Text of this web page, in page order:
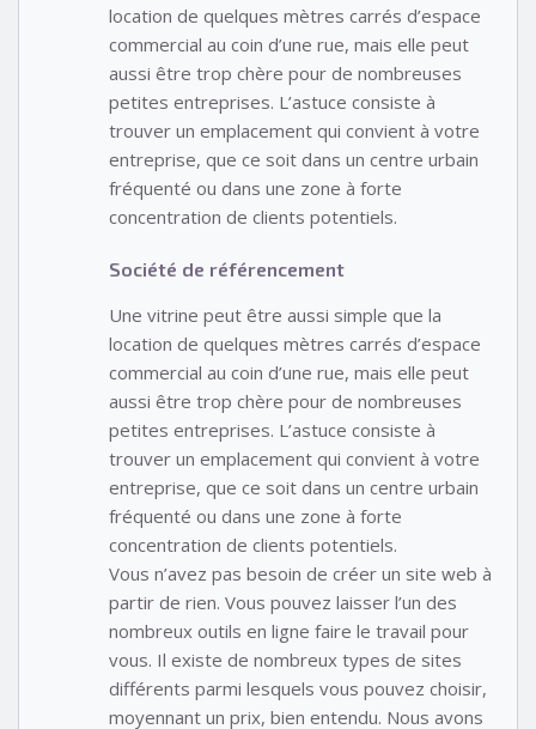
location de quelques mètres carrés d’espace
commercial au coin d’une rue, mais elle peut
aussi être trop chère pour de nombreuses
petites entreprises. L’astuce consiste à
trouver un emplacement qui convient à votre
entreprise, que ce soit dans un centre urbain
fréquenté ou dans une zone à forte
concentration de clients potentiels.
Société de référencement
Une vitrine peut être aussi simple que la
location de quelques mètres carrés d’espace
commercial au coin d’une rue, mais elle peut
aussi être trop chère pour de nombreuses
petites entreprises. L’astuce consiste à
trouver un emplacement qui convient à votre
entreprise, que ce soit dans un centre urbain
fréquenté ou dans une zone à forte
concentration de clients potentiels.
Vous n’avez pas besoin de créer un site web à
partir de rien. Vous pouvez laisser l’un des
nombreux outils en ligne faire le travail pour
vous. Il existe de nombreux types de sites
différents parmi lesquels vous pouvez choisir,
moyennant un prix, bien entendu. Nous avons